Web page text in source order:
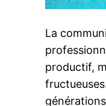
La
productif,